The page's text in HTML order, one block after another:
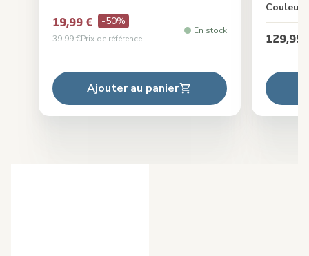
19,99 € -50%
39,99 €Prix de référence
En stock
Ajouter au panier
Couleur
129,99